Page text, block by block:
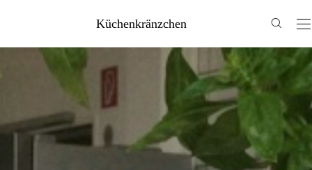
Küchenkränzchen